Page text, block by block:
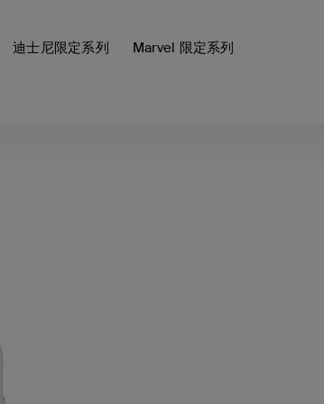
迪士尼限定系列 Marvel 限定系列